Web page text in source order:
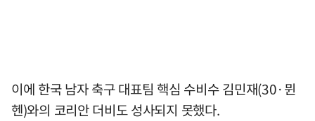
이에 한국 남자 축구 대표팀 핵심 수비수 김민재(30·뮌
헨)와의 코리안 더비도 성사되지 못했다.